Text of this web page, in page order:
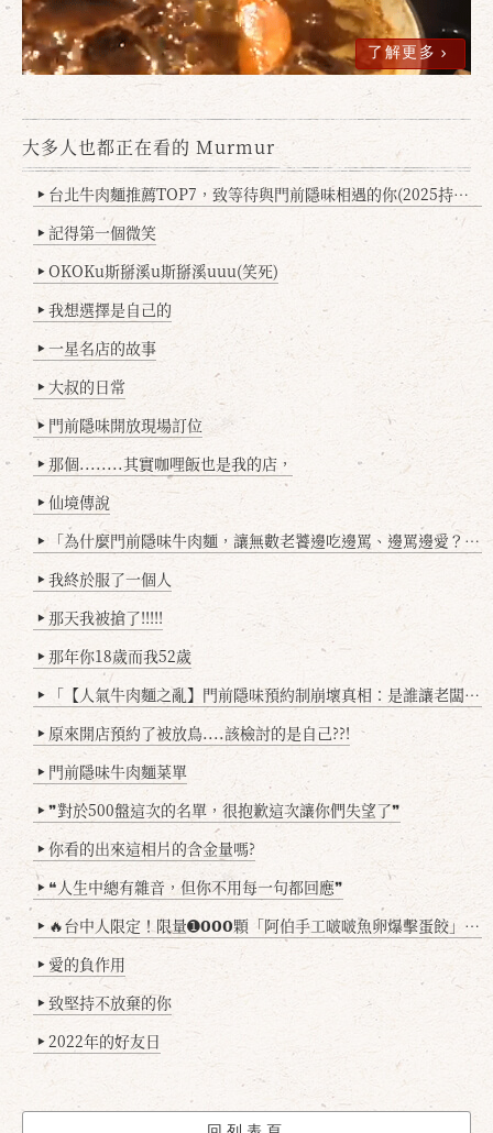
了解更多
大多人也都正在看的 Murmur
▶ 台北牛肉麵推薦TOP7，致等待與門前隱味相遇的你(2025持續更新
▶ 記得第一個微笑
▶ OKOKu斯掰溪u斯掰溪uuu(笑死)
▶ 我想選擇是自己的
▶ 一星名店的故事
▶ 大叔的日常
▶ 門前隱味開放現場訂位
▶ 那個........其實咖哩飯也是我的店，
▶ 仙境傳說
▶ 「為什麼門前隱味牛肉麵，讓無數老饕邊吃邊罵、邊罵邊愛？小辣雞揭密！」
▶ 我終於服了一個人
▶ 那天我被搶了!!!!!
▶ 那年你18歲而我52歲
▶ 「【人氣牛肉麵之亂】門前隱味預約制崩壞真相：是誰讓老闆心灰意冷？」
▶ 原來開店預約了被放鳥....該檢討的是自己??!
▶ 門前隱味牛肉麵菜單
▶ ❞對於500盤這次的名單，很抱歉這次讓你們失望了❞
▶ 你看的出來這相片的含金量嗎?
▶ ❝人生中總有雜音，但你不用每一句都回應❞
▶ 🔥台中人限定！限量➊𝟬𝟬𝟬顆「阿伯手工啵啵魚卵爆擊蛋餃」台北已被搶爆2萬顆，最後名額門前隱味只留給你！🥟💥
▶ 愛的負作用
▶ 致堅持不放棄的你
▶ 2022年的好友日
確定